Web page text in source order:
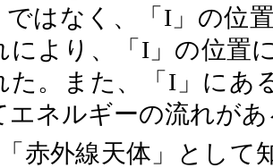
ではなく、「I」の位
により、「I」の位置
た。また、「I」にあ
エネルギーの流れが
赤外線天体」として